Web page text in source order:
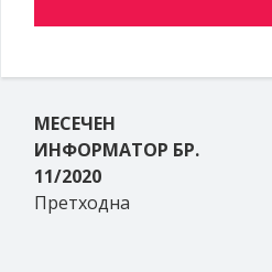
МЕСЕЧЕН
ИНФОРМАТОР БР.
11/2020
Претходна